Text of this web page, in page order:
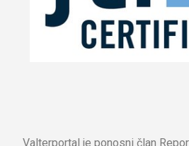
Valterportal je ponosni član